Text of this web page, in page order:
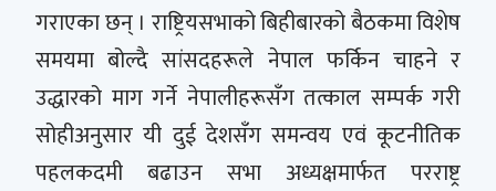
गराएका छन् । राष्ट्रियसभाको बिहीबारको बैठकमा विशेष
समयमा बोल्दै सांसदहरूले नेपाल फर्किन चाहने र
उद्धारको माग गर्ने नेपालीहरूसँग तत्काल सम्पर्क गरी
सोहीअनुसार यी दुई देशसँग समन्वय एवं कूटनीतिक
पहलकदमी बढाउन सभा अध्यक्षमार्फत परराष्ट्र